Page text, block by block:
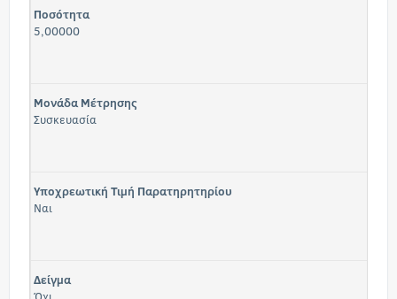
Ποσότητα
5,00000
Μονάδα Μέτρησης
Συσκευασία
Υποχρεωτική Τιμή Παρατηρητηρίου
Ναι
Δείγμα